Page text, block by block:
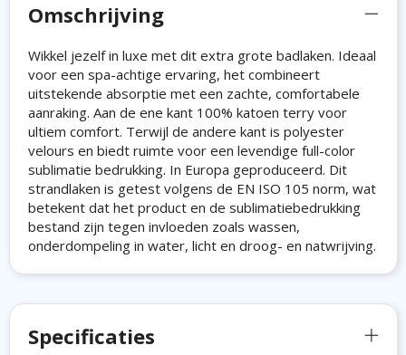
Omschrijving
Wikkel jezelf in luxe met dit extra grote badlaken. Ideaal
voor een spa-achtige ervaring, het combineert
uitstekende absorptie met een zachte, comfortabele
aanraking. Aan de ene kant 100% katoen terry voor
ultiem comfort. Terwijl de andere kant is polyester
velours en biedt ruimte voor een levendige full-color
sublimatie bedrukking. In Europa geproduceerd. Dit
strandlaken is getest volgens de EN ISO 105 norm, wat
betekent dat het product en de sublimatiebedrukking
bestand zijn tegen invloeden zoals wassen,
onderdompeling in water, licht en droog- en natwrijving.
Specificaties